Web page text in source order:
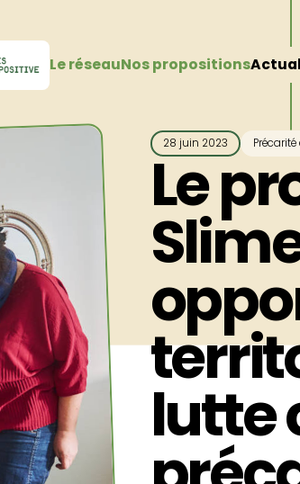
Le réseauNos propositions
28 juin 2023
Le
lutte